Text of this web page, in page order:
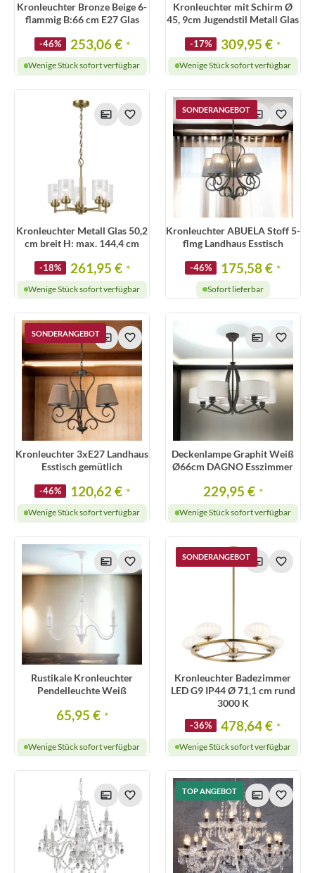
Kronleuchter Bronze Beige 6-
flammig B:66 cm E27 Glas
-46% 253,06 € *
Wenige Stück sofort verfügbar
Kronleuchter mit Schirm Ø
45, 9cm Jugendstil Metall Glas
-17% 309,95 € *
Wenige Stück sofort verfügbar
Kronleuchter Metall Glas 50,2
cm breit H: max. 144,4 cm
-18% 261,95 € *
Wenige Stück sofort verfügbar
SONDERANGEBOT
Kronleuchter ABUELA Stoff 5-
flmg Landhaus Esstisch
-46% 175,58 € *
Sofort lieferbar
SONDERANGEBOT
Kronleuchter 3xE27 Landhaus
Esstisch gemütlich
-46% 120,62 € *
Wenige Stück sofort verfügbar
Deckenlampe Graphit Weiß
Ø66cm DAGNO Esszimmer
229,95 € *
Wenige Stück sofort verfügbar
Rustikale Kronleuchter
Pendelleuchte Weiß
65,95 € *
Wenige Stück sofort verfügbar
SONDERANGEBOT
Kronleuchter Badezimmer
LED G9 IP44 Ø 71,1 cm rund
3000 K
-36% 478,64 € *
Wenige Stück sofort verfügbar
TOP ANGEBOT